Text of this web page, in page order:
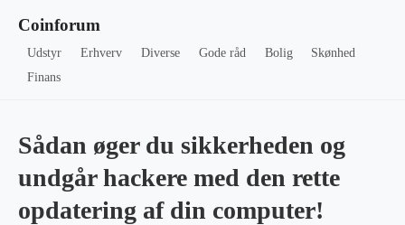
Coinforum
Udstyr Erhverv Diverse Gode råd Bolig
Skønhed
Finans
Sådan øger du sikkerheden og
undgår hackere med den rette
opdatering af din computer!